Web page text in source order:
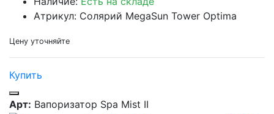
Атрикул: Солярий MegaSun Tower Optima
Цену уточняйте
Купить
Арт: Вапоризатор Spa Mist II